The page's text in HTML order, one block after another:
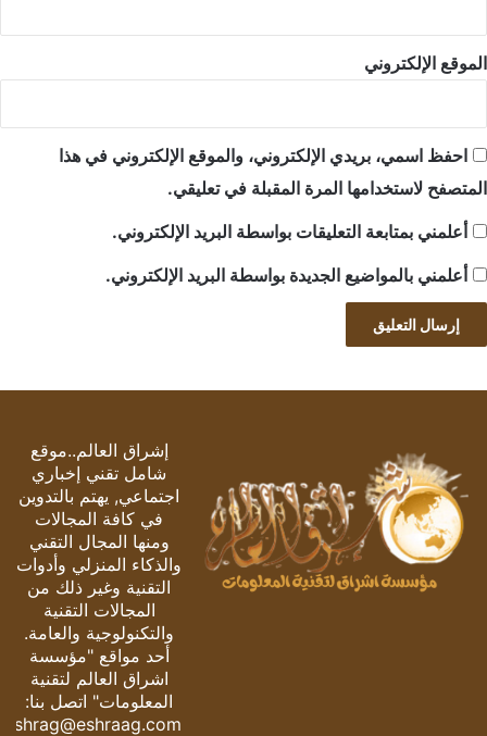
الموقع الإلكتروني
احفظ اسمي، بريدي الإلكتروني، والموقع الإلكتروني في هذا
المتصفح لاستخدامها المرة المقبلة في تعليقي.
أعلمني بمتابعة التعليقات بواسطة البريد الإلكتروني.
أعلمني بالمواضيع الجديدة بواسطة البريد الإلكتروني.
إشراق العالم..موقع
شامل تقني إخباري
اجتماعي, يهتم بالتدوين
في كافة المجالات
ومنها المجال التقني
والذكاء المنزلي وأدوات
التقنية وغير ذلك من
المجالات التقنية
والتكنولوجية والعامة.
أحد مواقع "مؤسسة
اشراق العالم لتقنية
المعلومات" اتصل بنا:
eshrag@eshraag.com